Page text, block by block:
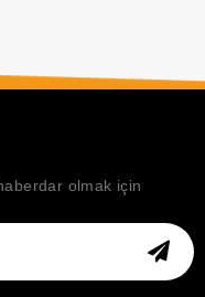
olmak için